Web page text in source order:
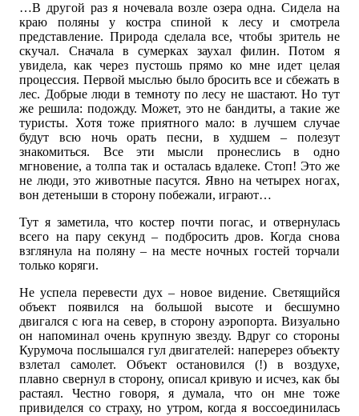
…В другой раз я ночевала возле озера одна. Сидела на
краю поляны у костра спиной к лесу и смотрела
представление. Природа сделала все, чтобы зритель не
скучал. Сначала в сумерках заухал филин. Потом я
увидела, как через пустошь прямо ко мне идет целая
процессия. Первой мыслью было бросить все и сбежать в
лес. Добрые люди в темноту по лесу не шастают. Но тут
же решила: подожду. Может, это не бандиты, а такие же
туристы. Хотя тоже приятного мало: в лучшем случае
будут всю ночь орать песни, в худшем – полезут
знакомиться. Все эти мысли пронеслись в одно
мгновение, а толпа так и осталась вдалеке. Стоп! Это же
не люди, это животные пасутся. Явно на четырех ногах,
вон детеныши в сторону побежали, играют…
Тут я заметила, что костер почти погас, и отвернулась
всего на пару секунд – подбросить дров. Когда снова
взглянула на поляну – на месте ночных гостей торчали
только коряги.
Не успела перевести дух – новое видение. Светящийся
объект появился на большой высоте и бесшумно
двигался с юга на север, в сторону аэропорта. Визуально
он напоминал очень крупную звезду. Вдруг со стороны
Курумоча послышался гул двигателей: наперерез объекту
взлетал самолет. Объект остановился (!) в воздухе,
плавно свернул в сторону, описал кривую и исчез, как бы
растаял. Честно говоря, я думала, что он мне тоже
привиделся со страху, но утром, когда я воссоединилась